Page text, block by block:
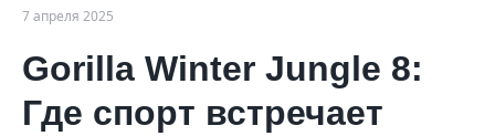
7 апреля 2025
Gorilla Winter Jungle 8:
Где спорт встречает